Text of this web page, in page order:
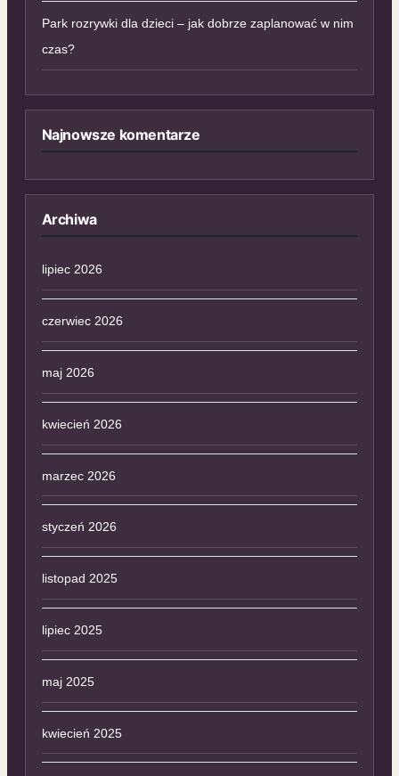
Park rozrywki dla dzieci – jak dobrze zaplanować w nim
czas?
Najnowsze komentarze
Archiwa
lipiec 2026
czerwiec 2026
maj 2026
kwiecień 2026
marzec 2026
styczeń 2026
listopad 2025
lipiec 2025
maj 2025
kwiecień 2025